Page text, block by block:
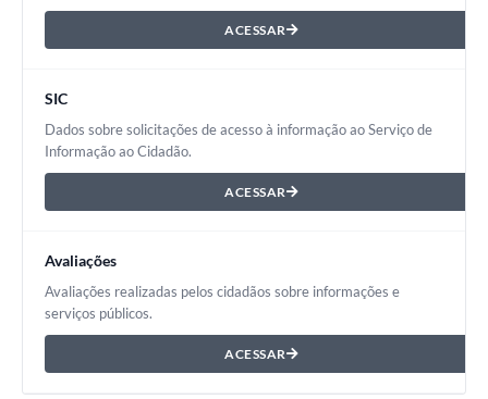
ACESSAR
SIC
Dados sobre solicitações de acesso à informação ao Serviço de
Informação ao Cidadão.
ACESSAR
Avaliações
Avaliações realizadas pelos cidadãos sobre informações e
serviços públicos.
ACESSAR